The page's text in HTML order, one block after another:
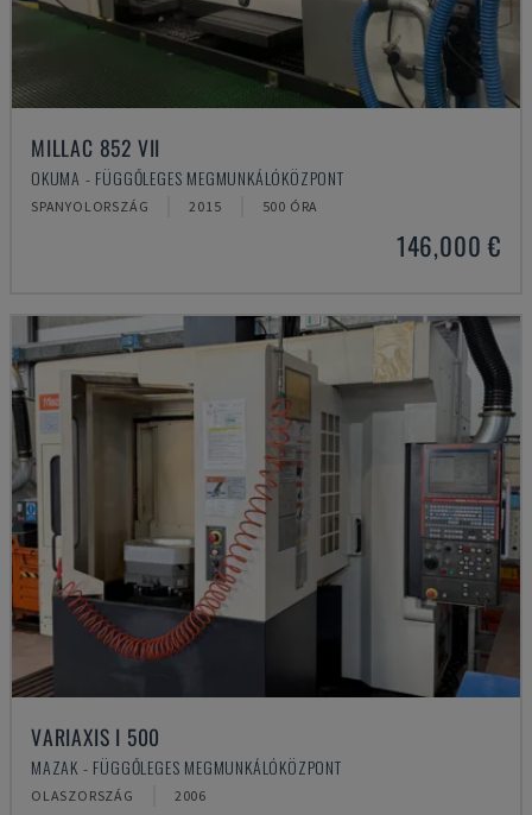
MILLAC 852 VII
OKUMA - FÜGGŐLEGES MEGMUNKÁLÓKÖZPONT
SPANYOLORSZÁG 2015 500 ÓRA
146,000 €
VARIAXIS I 500
MAZAK - FÜGGŐLEGES MEGMUNKÁLÓKÖZPONT
OLASZORSZÁG 2006